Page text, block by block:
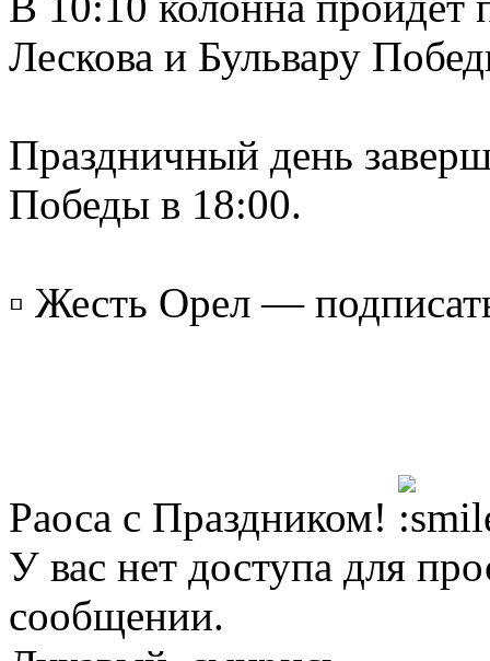
Лескова и Бульвару
Праздничный день
Победы в 18:00.
▫️ Жесть Орел —
Раоса с Праздником!
У вас нет доступа для
сообщении.